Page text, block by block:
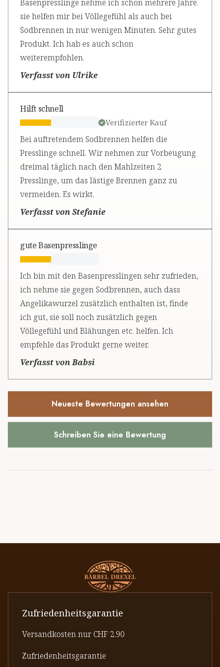
Basenpresslinge nehme ich schon mehrere Jahre.
sie helfen mir bei Völlegefühl als auch bei
Sodbrennen in nur wenigen Minuten. Sehr gutes
Produkt. Ich hab es auch schon
weiterempfohlen.
Verfasst von Ulrike
Hilft schnell
Verifizierter Kauf
Bei auftretendem Sodbrennen helfen die
Presslinge schnell. Wir nehmen zur Vorbeugung
dreimal täglich nach den Mahlzeiten 2
Presslinge, um das lästige Brennen ganz zu
vermeiden. Es wirkt.
Verfasst von Stefanie
gute Basenpresslinge
Ich bin mit den Basenpresslingen sehr zufrieden,
ich nehme sie gegen Sodbrennen, auch dass
Angelikawurzel zusätzlich enthalten ist, finde
ich gut, sie soll noch zusätzlich gegen
Völlegefühl und Blähungen etc. helfen. Ich
empfehle das Produkt gerne weiter.
Verfasst von Babsi
Neueste Bewertungen ansehen
Schreiben Sie eine Bewertung
Zufriedenheitsgarantie
Versandkosten nur CHF 2.90
Zufriedenheitsgarantie